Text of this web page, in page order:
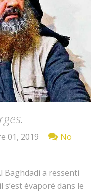
01, 2019
No
Bagh­da­di a ressen­ti
éva­poré dans le